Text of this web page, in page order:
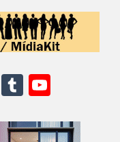
LinkedIn
Tumblr